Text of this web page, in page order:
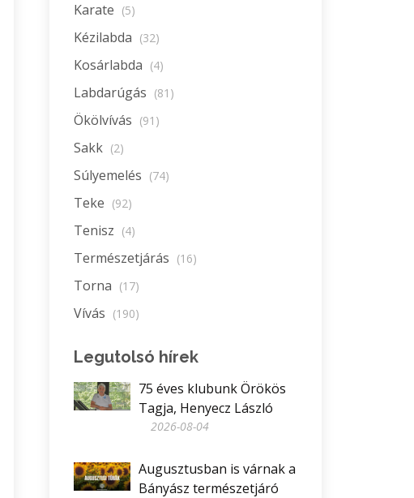
Karate (5)
Kézilabda (32)
Kosárlabda (4)
Labdarúgás (81)
Ökölvívás (91)
Sakk (2)
Súlyemelés (74)
Teke (92)
Tenisz (4)
Természetjárás (16)
Torna (17)
Vívás (190)
Legutolsó hírek
75 éves klubunk Örökös
Tagja, Henyecz László
2026-08-04
Augusztusban is várnak a
Bányász természetjáró